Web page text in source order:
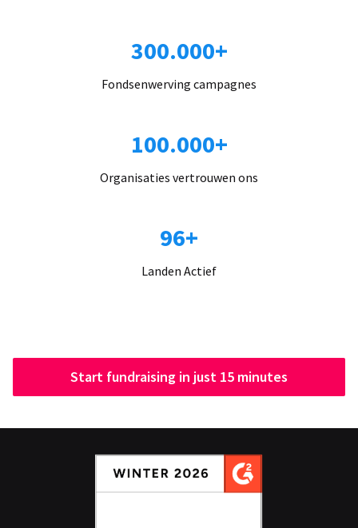
300.000+
Fondsenwerving campagnes
100.000+
Organisaties vertrouwen ons
96+
Landen Actief
Start fundraising in just 15 minutes